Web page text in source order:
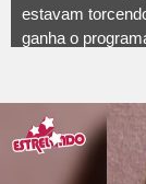
estavam
ganha o
os participantes
. O ator
pessoas de
contra Thelma e